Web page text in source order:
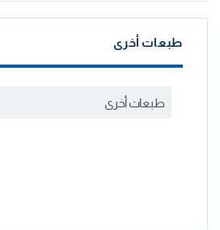
طبعات أخرى
طبعات أخرى